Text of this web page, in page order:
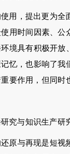
用，提出更为
用时间因素、
境具有积极开
忆，也影响了
要作用，但同
究与知识生产研
原与再现是短